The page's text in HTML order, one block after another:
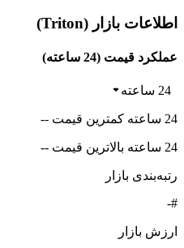
اطلاعات بازار (Triton)
عملکرد قیمت (24 ساعته)
24 ساعته
24 ساعته کمترین قیمت --
24 ساعته بالاترین قیمت --
رتبه‌بندی بازار
#-
ارزش بازار